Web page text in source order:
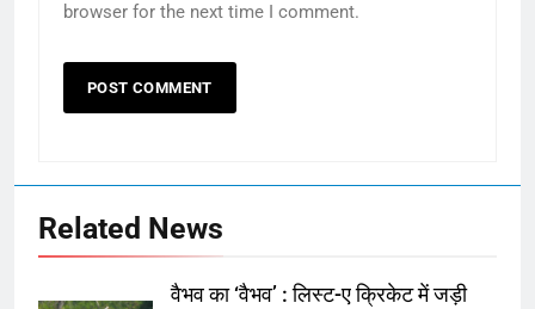
browser for the next time I comment.
Related News
वैभव का ‘वैभव’ : लिस्ट-ए क्रिकेट में जड़ी